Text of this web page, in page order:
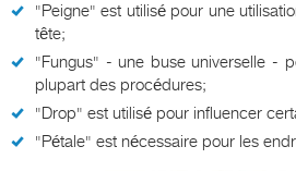
"Peigne" est utilisé pour une
tête;
"Fungus" - une buse universelle -
plupart des procédures;
"Drop" est utilisé pour influencer
"Pétale" est nécessaire pour les